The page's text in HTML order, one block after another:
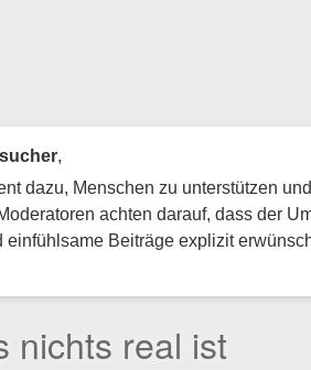
,
dazu, Menschen zu unterstützen
achten darauf, dass der
einfühlsame Beiträge explizit
nichts real ist